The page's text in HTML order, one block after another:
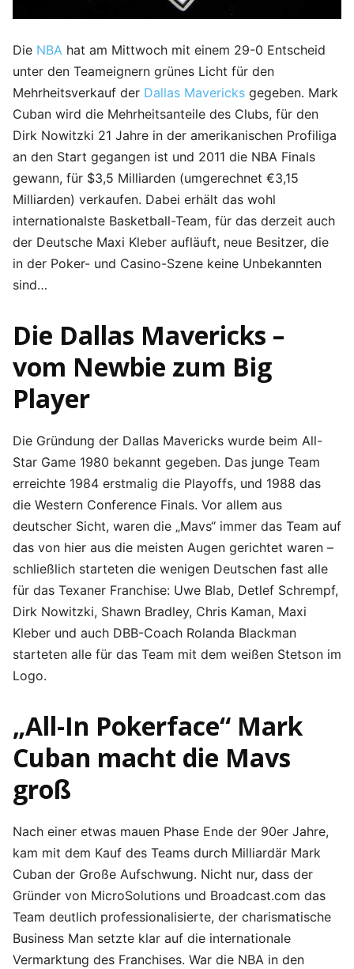
Die NBA hat am Mittwoch mit einem 29-0 Entscheid
unter den Teameignern grünes Licht für den
Mehrheitsverkauf der Dallas Mavericks gegeben. Mark
Cuban wird die Mehrheitsanteile des Clubs, für den
Dirk Nowitzki 21 Jahre in der amerikanischen Profiliga
an den Start gegangen ist und 2011 die NBA Finals
gewann, für $3,5 Milliarden (umgerechnet €3,15
Milliarden) verkaufen. Dabei erhält das wohl
internationalste Basketball-Team, für das derzeit auch
der Deutsche Maxi Kleber aufläuft, neue Besitzer, die
in der Poker- und Casino-Szene keine Unbekannten
sind…
Die Dallas Mavericks –
vom Newbie zum Big
Player
Die Gründung der Dallas Mavericks wurde beim All-
Star Game 1980 bekannt gegeben. Das junge Team
erreichte 1984 erstmalig die Playoffs, und 1988 das
die Western Conference Finals. Vor allem aus
deutscher Sicht, waren die „Mavs“ immer das Team auf
das von hier aus die meisten Augen gerichtet waren –
schließlich starteten die wenigen Deutschen fast alle
für das Texaner Franchise: Uwe Blab, Detlef Schrempf,
Dirk Nowitzki, Shawn Bradley, Chris Kaman, Maxi
Kleber und auch DBB-Coach Rolanda Blackman
starteten alle für das Team mit dem weißen Stetson im
Logo.
„All-In Pokerface“ Mark
Cuban macht die Mavs
groß
Nach einer etwas mauen Phase Ende der 90er Jahre,
kam mit dem Kauf des Teams durch Milliardär Mark
Cuban der Große Aufschwung. Nicht nur, dass der
Gründer von MicroSolutions und Broadcast.com das
Team deutlich professionalisierte, der charismatische
Business Man setzte klar auf die internationale
Vermarktung des Franchises. War die NBA in den